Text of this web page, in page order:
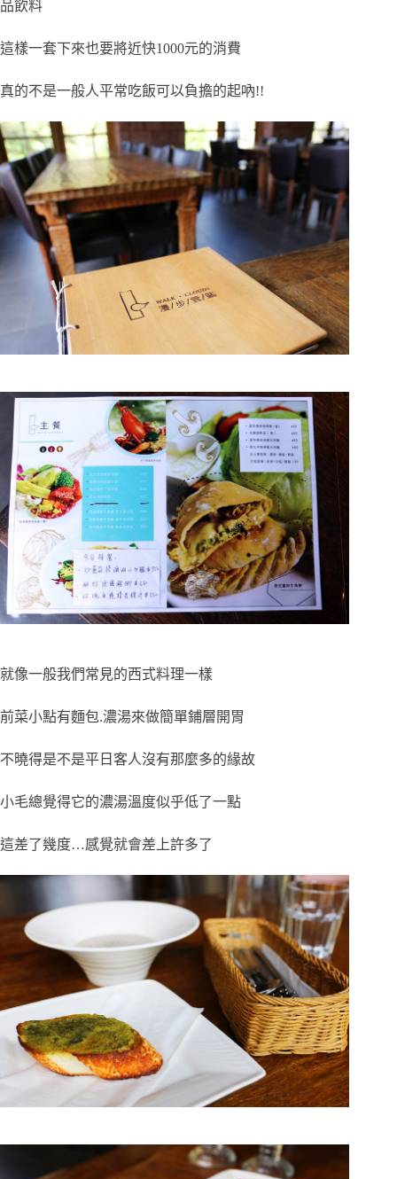
品飲料
這樣一套下來也要將近快1000元的消費
真的不是一般人平常吃飯可以負擔的起吶!!
就像一般我們常見的西式料理一樣
前菜小點有麵包.濃湯來做簡單鋪層開胃
不曉得是不是平日客人沒有那麼多的緣故
小毛總覺得它的濃湯溫度似乎低了一點
這差了幾度…感覺就會差上許多了